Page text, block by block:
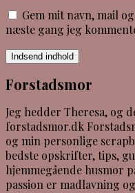
Gem mit navn, mail
næste gang jeg
Indsend indhold
Forstadsmor
Jeg hedder Theresa, og
forstadsmor.dk
og min personlige
bedste opskrifter, tips,
hjemmegående husmor
passion er madlavning